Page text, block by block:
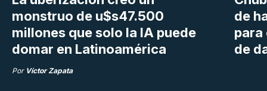
monstruo de u$s47.500
millones que solo la IA puede
domar en Latinoamérica
Por Víctor Zapata
de
para
de